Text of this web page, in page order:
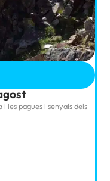
les pagues i senyals dels